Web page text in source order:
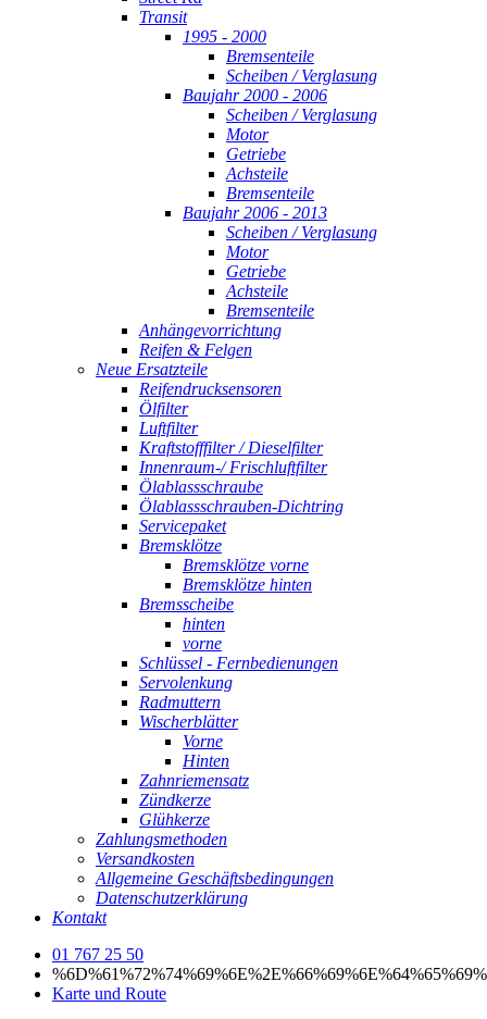
Transit
1995 - 2000
Bremsenteile
Scheiben / Verglasung
Baujahr 2000 - 2006
Scheiben / Verglasung
Motor
Getriebe
Achsteile
Bremsenteile
Baujahr 2006 - 2013
Scheiben / Verglasung
Motor
Getriebe
Achsteile
Bremsenteile
Anhängevorrichtung
Reifen & Felgen
Neue Ersatzteile
Reifendrucksensoren
Ölfilter
Luftfilter
Kraftstofffilter / Dieselfilter
Innenraum-/ Frischluftfilter
Ölablassschraube
Ölablassschrauben-Dichtring
Servicepaket
Bremsklötze
Bremsklötze vorne
Bremsklötze hinten
Bremsscheibe
hinten
vorne
Schlüssel - Fernbedienungen
Servolenkung
Radmuttern
Wischerblätter
Vorne
Hinten
Zahnriemensatz
Zündkerze
Glühkerze
Zahlungsmethoden
Versandkosten
Allgemeine Geschäftsbedingungen
Datenschutzerklärung
Kontakt
01 767 25 50
Karte und Route